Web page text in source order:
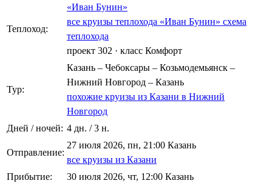
Теплоход:
«Иван Бунин»
все круизы теплохода «Иван Бунин» схема
теплохода
проект 302 · класс Комфорт
Тур:
Казань – Чебоксары – Козьмодемьянск –
Нижний Новгород – Казань
похожие круизы из Казани в Нижний
Новгород
Дней / ночей: 4 дн. / 3 н.
Отправление:
27 июля 2026, пн, 21:00 Казань
все круизы из Казани
Прибытие:
30 июля 2026, чт, 12:00 Казань